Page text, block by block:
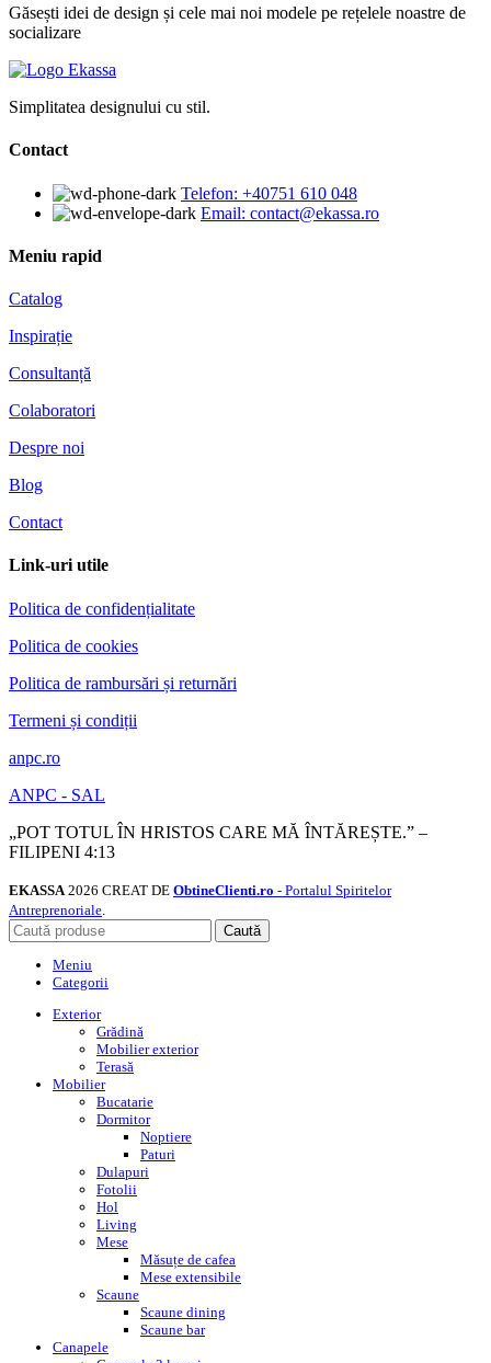
Găsești idei de design și cele mai noi modele pe rețelele noastre de
socializare
Simplitatea designului cu stil.
Contact
Telefon: +40751 610 048
Email: contact@ekassa.ro
Meniu rapid
Catalog
Inspirație
Consultanță
Colaboratori
Despre noi
Blog
Contact
Link-uri utile
Politica de confidențialitate
Politica de cookies
Politica de rambursări și returnări
Termeni și condiții
anpc.ro
ANPC - SAL
„POT TOTUL ÎN HRISTOS CARE MĂ ÎNTĂREȘTE.” –
FILIPENI 4:13
EKASSA 2026 CREAT DE ObtineClienti.ro - Portalul Spiritelor
Antreprenoriale
Caută
Meniu
Categorii
Exterior
Grădină
Mobilier exterior
Terasă
Mobilier
Bucatarie
Dormitor
Noptiere
Paturi
Dulapuri
Fotolii
Hol
Living
Mese
Măsuțe de cafea
Mese extensibile
Scaune
Scaune dining
Scaune bar
Canapele